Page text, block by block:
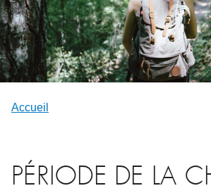
Accueil
PÉRIODE DE LA